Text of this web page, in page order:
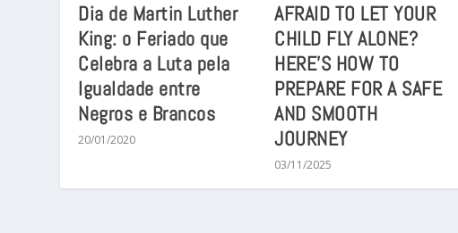
Dia de Martin Luther
King: o Feriado que
Celebra a Luta pela
Igualdade entre
Negros e Brancos
20/01/2020
AFRAID TO LET YOUR
CHILD FLY ALONE?
HERE’S HOW TO
PREPARE FOR A SAFE
AND SMOOTH
JOURNEY
03/11/2025